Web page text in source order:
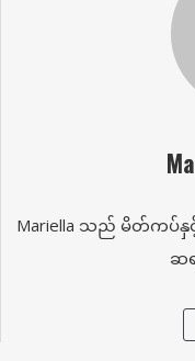
Mariella သည် မိတ်ကပ်နှ
ဆ